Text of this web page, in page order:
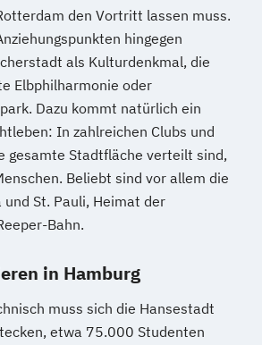
den Vortritt lassen muss.
hingegen
als Kulturdenkmal, die
Elbphilharmonie oder
Dazu kommt natürlich ein
In zahlreichen Clubs und
gesamte Stadtfläche verteilt sind,
Beliebt sind vor allem die
St. Pauli, Heimat der
Bahn.
in Hamburg
muss sich die Hansestadt
etwa 75.000 Studenten